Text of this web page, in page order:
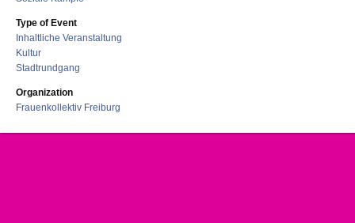
Type of Event
Inhaltliche Veranstaltung
Kultur
Stadtrundgang
Organization
Frauenkollektiv Freiburg